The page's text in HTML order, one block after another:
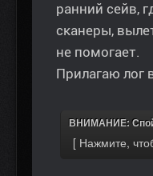
ранний сейв,
сканеры,
не помогает.
Прилагаю лог
ВНИМАНИЕ: